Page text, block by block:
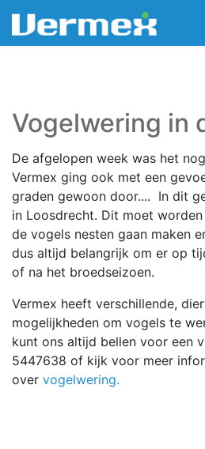
Vogelwering in
De afgelopen week was het
Vermex ging ook met een
graden gewoon door.... In dit
in Loosdrecht. Dit moet
de vogels nesten gaan maken
dus altijd belangrijk om er op
of na het broedseizoen.
Vermex heeft verschillende,
mogelijkheden om vogels te
kunt ons altijd bellen voor een
5447638 of kijk voor meer
over vogelwering.